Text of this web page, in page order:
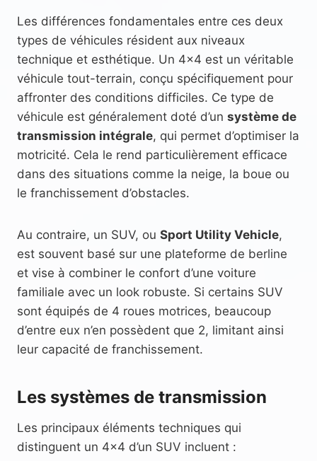
Les différences fondamentales entre ces deux
types de véhicules résident aux niveaux
technique et esthétique. Un 4×4 est un véritable
véhicule tout-terrain, conçu spécifiquement pour
affronter des conditions difficiles. Ce type de
véhicule est généralement doté d’un système de
transmission intégrale, qui permet d’optimiser la
motricité. Cela le rend particulièrement efficace
dans des situations comme la neige, la boue ou
le franchissement d’obstacles.
Au contraire, un SUV, ou Sport Utility Vehicle,
est souvent basé sur une plateforme de berline
et vise à combiner le confort d’une voiture
familiale avec un look robuste. Si certains SUV
sont équipés de 4 roues motrices, beaucoup
d’entre eux n’en possèdent que 2, limitant ainsi
leur capacité de franchissement.
Les systèmes de transmission
Les principaux éléments techniques qui
distinguent un 4×4 d’un SUV incluent :